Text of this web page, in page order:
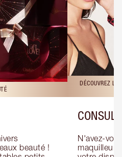
beauté !
DÉCOUVREZ
N'avez-
maquilleur